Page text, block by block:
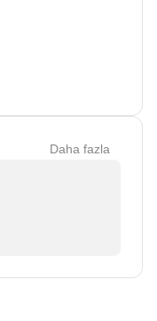
Daha fazla